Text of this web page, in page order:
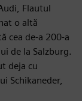
Flautul
o altă
cea de-a 200-a
de la Salzburg.
deja cu
Schikaneder,